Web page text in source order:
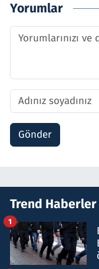
Yorumlar
Gönder
Trend Haberler
1